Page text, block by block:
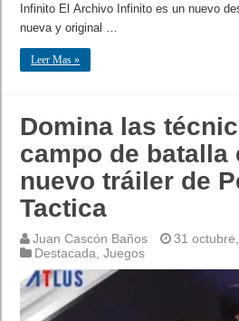
Infinito El Archivo Infinito es un nuevo
nueva y original …
Leer Mas »
Domina las
campo de batalla
nuevo tráiler de
Tactica
Juan Cascón Baños
31
Destacada ,Juegos